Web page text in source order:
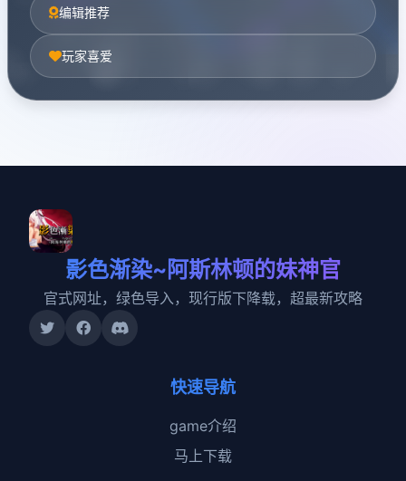
编辑推荐
玩家喜爱
影色渐染~阿斯林顿的妹神官
官式网址，绿色导入，现行版下降载，超最新攻略
快速导航
game介绍
马上下载